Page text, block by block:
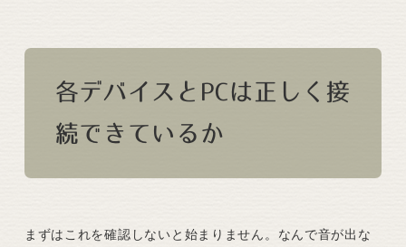
各デバイスとPCは正しく接
続できているか
まずはこれを確認しないと始まりません。なんで音が出な